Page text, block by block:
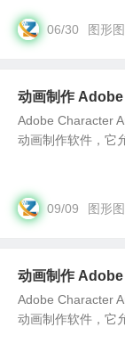
06/30 图形
动画制作
Adobe Character
动画制作软件，它
09/09 图形
动画制作
Adobe Character
动画制作软件，它